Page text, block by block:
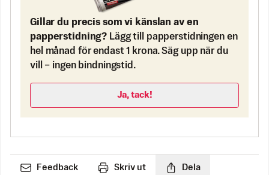
Gillar du precis som vi känslan av en
papperstidning? Lägg till papperstidningen en
hel månad för endast 1 krona. Säg upp när du
vill – ingen bindningstid.
Ja, tack!
Feedback Skriv ut Dela